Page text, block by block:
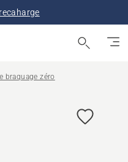
braquage zéro